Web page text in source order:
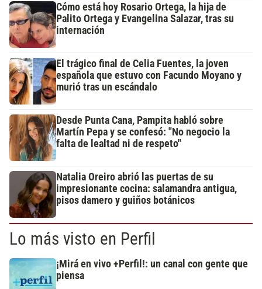
Cómo está hoy Rosario Ortega, la hija de
Palito Ortega y Evangelina Salazar, tras su
internación
El trágico final de Celia Fuentes, la joven
española que estuvo con Facundo Moyano y
murió tras un escándalo
Desde Punta Cana, Pampita habló sobre
Martín Pepa y se confesó: "No negocio la
falta de lealtad ni de respeto"
Natalia Oreiro abrió las puertas de su
impresionante cocina: salamandra antigua,
pisos damero y guiños botánicos
Lo más visto en Perfil
¡Mirá en vivo +Perfil!: un canal con gente que
piensa